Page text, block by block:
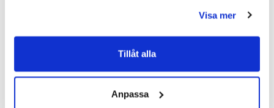
Visa mer
Tillåt alla
Anpassa